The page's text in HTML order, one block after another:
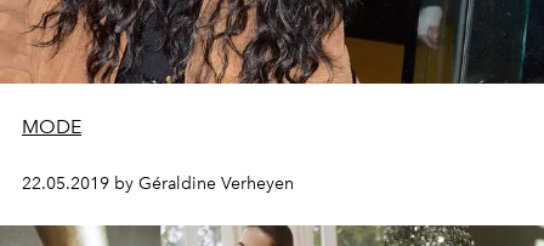
MODE
22.05.2019 by Géraldine Verheyen